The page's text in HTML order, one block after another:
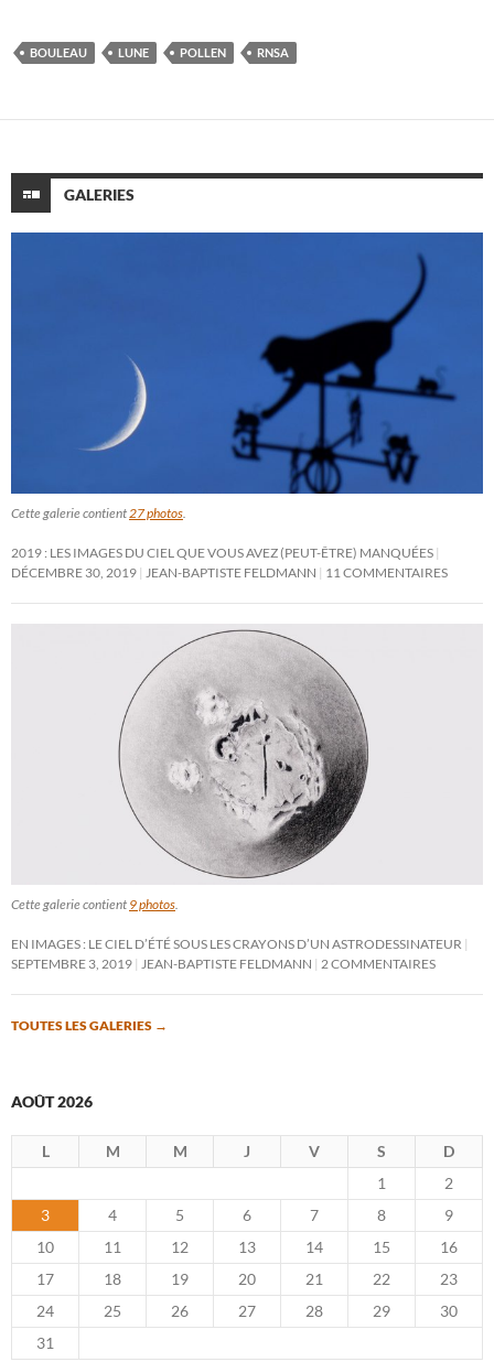
BOULEAU LUNE POLLEN RNSA
GALERIES
Cette galerie contient27 photos.
2019 : LES IMAGES DU CIEL QUE VOUS AVEZ (PEUT-ÊTRE) MANQUÉES
DÉCEMBRE 30, 2019 JEAN-BAPTISTE FELDMANN 11 COMMENTAIRES
Cette galerie contient 9 photos.
EN IMAGES : LE CIEL D’ÉTÉ SOUS LES CRAYONS D’UN ASTRODESSINATEUR
SEPTEMBRE 3, 2019 JEAN-BAPTISTE FELDMANN 2 COMMENTAIRES
TOUTES LES GALERIES →
AOÛT 2026
L M M J V S
D
1
2
3
4 5 6 7 8
9
10
11 12 13 14 15
16
17
18 19 20 21 22
23
24
25 26 27 28 29
30
31